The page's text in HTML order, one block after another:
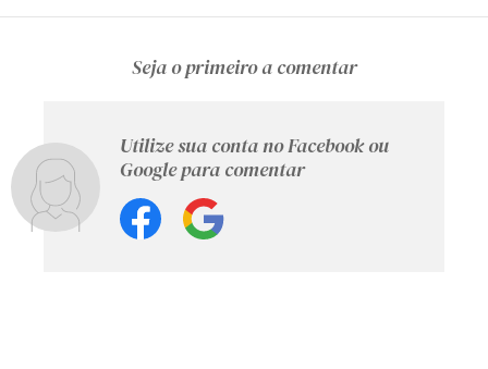
Seja o primeiro a comentar
Utilize sua conta no Facebook ou
Google para comentar